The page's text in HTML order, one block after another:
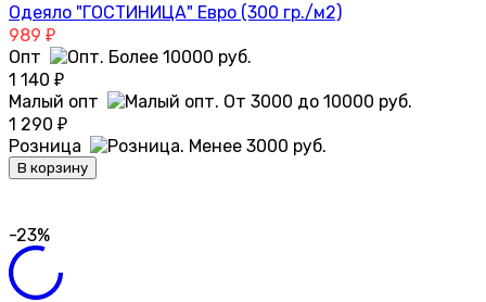
Одеяло "ГОСТИНИЦА" Евро (300 гр./м2)
989 ₽
Опт
1 140 ₽
Малый опт
1 290 ₽
Розница
В корзину
-23%